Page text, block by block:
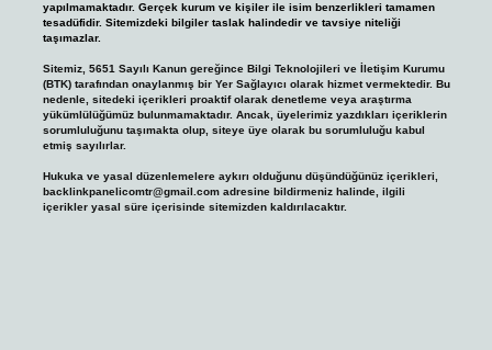
yapılmamaktadır. Gerçek kurum ve kişiler ile isim benzerlikleri tamamen
tesadüfidir. Sitemizdeki bilgiler taslak halindedir ve tavsiye niteliği
taşımazlar.
Sitemiz, 5651 Sayılı Kanun gereğince Bilgi Teknolojileri ve İletişim Kurumu
(BTK) tarafından onaylanmış bir Yer Sağlayıcı olarak hizmet vermektedir. Bu
nedenle, sitedeki içerikleri proaktif olarak denetleme veya araştırma
yükümlülüğümüz bulunmamaktadır. Ancak, üyelerimiz yazdıkları içeriklerin
sorumluluğunu taşımakta olup, siteye üye olarak bu sorumluluğu kabul
etmiş sayılırlar.
Hukuka ve yasal düzenlemelere aykırı olduğunu düşündüğünüz içerikleri,
backlinkpanelicomtr@gmail.comadresine bildirmeniz halinde, ilgili
içerikler yasal süre içerisinde sitemizden kaldırılacaktır.